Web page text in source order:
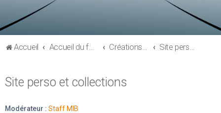
Accueil Accueil du forum Créations perso - Expo collections - Costumes Site perso et collections
Site perso et collections
Modérateur : Staff MIB